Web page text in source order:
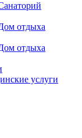
отдыха
отдыха
услуги